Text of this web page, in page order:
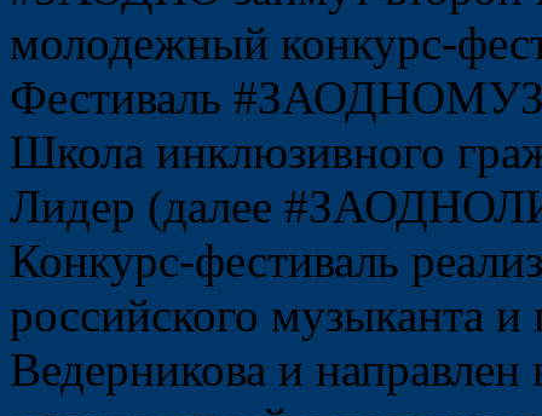
молодежный конкурс-
Фестиваль
Школа инклюзивного
Лидер (далее
Конкурс-фестиваль
российского музыканта
Ведерникова и